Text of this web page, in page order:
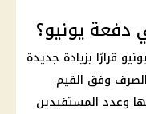
يونيو؟
قرارًا بزيادة جديدة
وفق القيم
وعدد المستفيدين